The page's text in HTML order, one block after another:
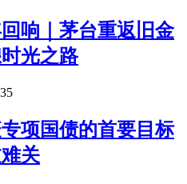
响｜茅台重返旧金
光之路
项国债的首要目标
关